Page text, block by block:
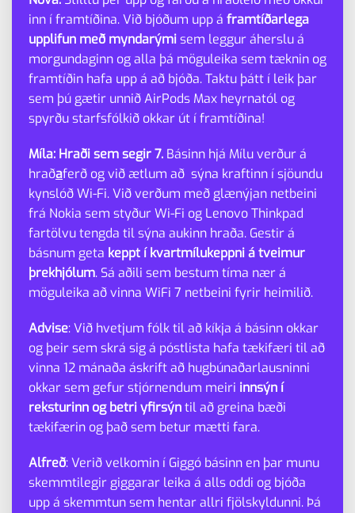
inn í framtíðina. Við bjóðum upp á framtíðarlega
upplifun með myndarýmisem leggur áherslu á
morgundaginn og alla þá möguleika sem tæknin og
framtíðin hafa upp á að bjóða. Taktu þátt í leik þar
sem þú gætir unnið AirPods Max heyrnatól og
spyrðu starfsfólkið okkar út í framtíðina!
Míla: Hraði sem segir 7. Básinn hjá Mílu verður á
hraðaferð og við ætlum að sýna kraftinn í sjöundu
kynslóð Wi-Fi. Við verðum með glænýjan netbeini
frá Nokia sem styður Wi-Fi og Lenovo Thinkpad
fartölvu tengda til sýna aukinn hraða. Gestir á
básnum geta keppt í kvartmílukeppni á tveimur
þrekhjólum. Sá aðili sem bestum tíma nær á
möguleika að vinna WiFi 7 netbeini fyrir heimilið.
Advise: Við hvetjum fólk til að kíkja á básinn okkar
og þeir sem skrá sig á póstlista hafa tækifæri til að
vinna 12 mánaða áskrift að hugbúnaðarlausninni
okkar sem gefur stjórnendum meiri innsýn í
reksturinn og betri yfirsýntil að greina bæði
tækifærin og það sem betur mætti fara.
Alfreð: Verið velkomin í Giggó básinn en þar munu
skemmtilegir giggarar leika á alls oddi og bjóða
upp á skemmtun sem hentar allri fjölskyldunni. Þá